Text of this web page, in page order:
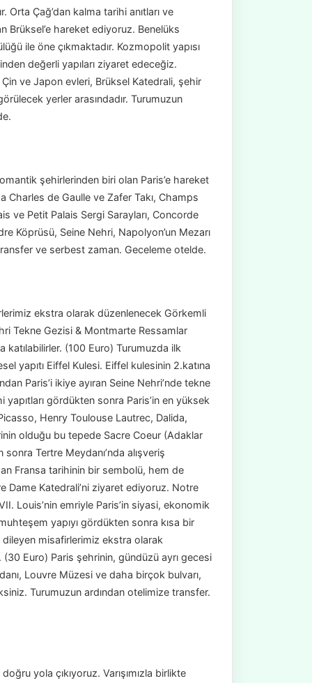
Orta Çağ’dan kalma tarihi anıtları ve
Brüksel’e hareket ediyoruz. Benelüks
ile öne çıkmaktadır. Kozmopolit yapısı
değerli yapıları ziyaret edeceğiz.
Çin ve Japon evleri, Brüksel Katedrali, şehir
yerler arasındadır. Turumuzun
şehirlerinden biri olan Paris’e hareket
Charles de Gaulle ve Zafer Takı, Champs
ve Petit Palais Sergi Sarayları, Concorde
Köprüsü, Seine Nehri, Napolyon’un Mezarı
ve serbest zaman. Geceleme otelde.
ekstra olarak düzenlenecek Görkemli
Tekne Gezisi & Montmarte Ressamlar
katılabilirler. (100 Euro) Turumuzda ilk
yapıtı Eiffel Kulesi. Eiffel kulesinin 2.katına
Paris’i ikiye ayıran Seine Nehri’nde tekne
gördükten sonra Paris’in en yüksek
Henry Toulouse Lautrec, Dalida,
olduğu bu tepede Sacre Coeur (Adaklar
Tertre Meydanı’nda alışveriş
Fransa tarihinin bir sembolü, hem de
Dame Katedrali’ni ziyaret ediyoruz. Notre
Louis’nin emriyle Paris’in siyasi, ekonomik
yapıyı gördükten sonra kısa bir
misafirlerimiz ekstra olarak
(30 Euro) Paris şehrinin, gündüzü ayrı gecesi
Louvre Müzesi ve daha birçok bulvarı,
Turumuzun ardından otelimize transfer.
yola çıkıyoruz. Varışımızla birlikte